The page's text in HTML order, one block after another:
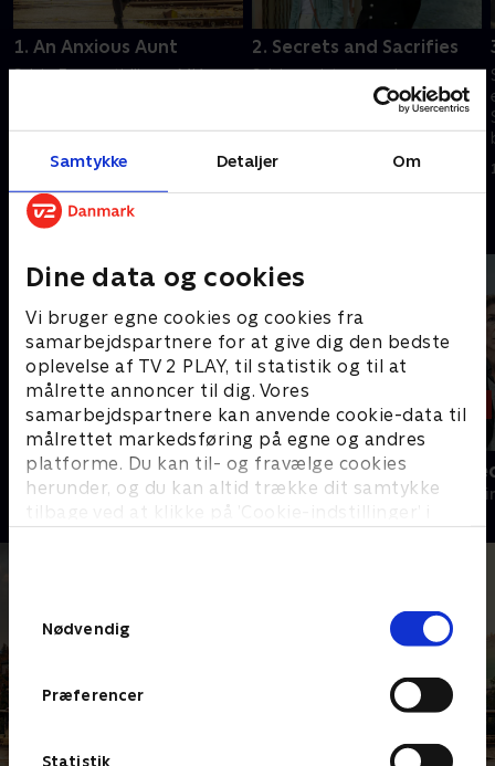
Samtykke Detaljer Om
Dine data og cookies
Vi bruger egne cookies og cookies fra
samarbejdspartnere for at give dig den bedste
oplevelse af TV 2 PLAY, til statistik og til at
målrette annoncer til dig. Vores
samarbejdspartnere kan anvende cookie-data til
målrettet markedsføring på egne og andres
platforme. Du kan til- og fravælge cookies
herunder, og du kan altid trække dit samtykke
tilbage ved at klikke på ’Cookie-indstillinger’ i
Nødvendig
Præferencer
Statistik
1. An Anxious Aunt
Sylvia Fox, en tidligere MI6-
forsvinder og efterlader liget af
1. maj 2023 • 88 min
2. Secrets and Sacrifies
Sylvia assisterer ved en
arkæologisk udgravning i
Castello de Monterosa, hvor
der forsvandt 25 år tidligere.
1. maj 2023 • 83 min
Andre så også
Mord på Mallorca
Krimi & Spænding • 2 sæsoner Krimi &